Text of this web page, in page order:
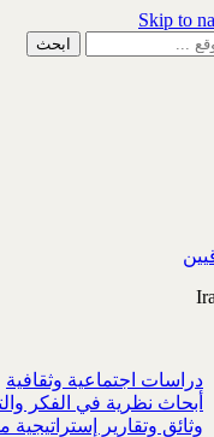
Skip to
دراسات اجتماعية وثقافية
أبحاث نظرية في الفكر
وثائق وتقارير إستراتيجية